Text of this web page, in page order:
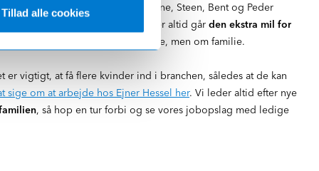
Tillad alle cookies
1990 overtog de fire sønner Bjarne, Steen, Bent og Peder
været dygtige medarbejdere, der altid går den ekstra mil for
ikke blot tale om medarbejdere, men om familie.
vigtigt, at få flere kvinder ind i branchen, således at de kan
om at arbejde hos Ejner Hessel her. Vi leder altid efter nye
, så hop en tur forbi og se vores jobopslag med ledige